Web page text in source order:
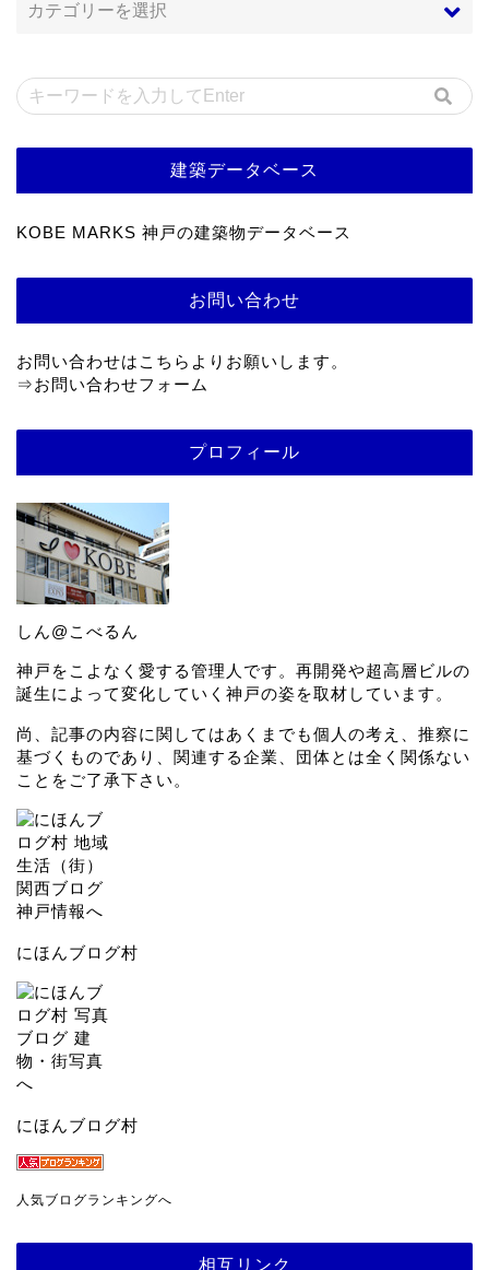
建築データベース
KOBE MARKS 神戸の建築物データベース
お問い合わせ
お問い合わせはこちらよりお願いします。
⇒お問い合わせフォーム
プロフィール
しん@こべるん
神戸をこよなく愛する管理人です。再開発や超高層ビルの
誕生によって変化していく神戸の姿を取材しています。
尚、記事の内容に関してはあくまでも個人の考え、推察に
基づくものであり、関連する企業、団体とは全く関係ない
ことをご了承下さい。
にほんブログ村
にほんブログ村
人気ブログランキングへ
相互リンク